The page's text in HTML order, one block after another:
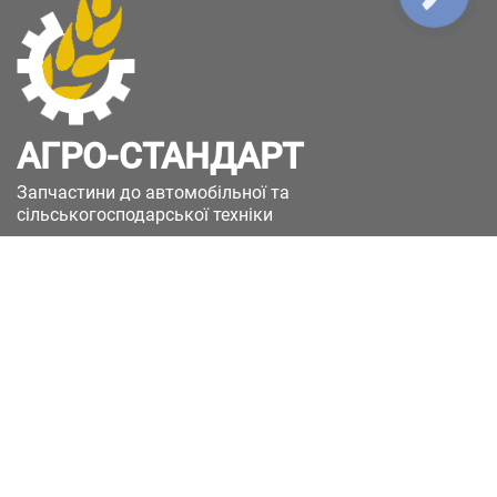
АГРО-СТАНДАРТ
Запчастини до автомобільної та
сільськогосподарської техніки